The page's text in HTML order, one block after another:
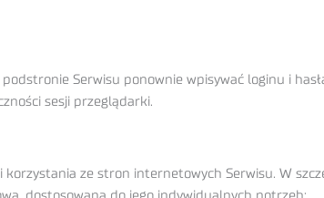
Serwisu ponownie wpisywać loginu i
sesji przeglądarki.
ze stron internetowych Serwisu. W